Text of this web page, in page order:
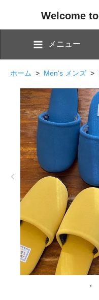
Welcome
メニュー
ホーム > Men's メンズ >